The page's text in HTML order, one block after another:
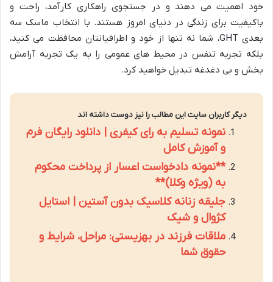
خود اهمیت می دهند و در جستجوی راهکاری کارآمد، راحت و
باکیفیت برای زندگی در دنیای امروز هستند. با انتخاب ماسک سه
بعدی GHT، شما نه تنها از خود و اطرافیانتان محافظت می کنید،
بلکه تجربه تنفس در محیط های عمومی را به یک تجربه آرامش
بخش و بی دغدغه تبدیل خواهید کرد.
دیگر کاربران سایت این مطالب را نیز دوست داشته اند
نمونه تسلیم به رای کیفری | دانلود رایگان فرم
و آموزش کامل
**نمونه دادخواست اعسار از پرداخت محکوم
به (ویژه وکلا)**
جلیقه زنانه کلاسیک بدون آستین | استایل
کژوال و شیک
ملاقات فرزند در بهزیستی: مراحل، شرایط و
حقوق شما